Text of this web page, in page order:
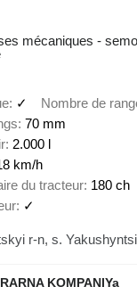
mécaniques -
✓ Nombre de
70 mm
2.000 l
km/h
du tracteur 180 ch
✓
r-n, s. Yakushyntsi
KOMPANIYa